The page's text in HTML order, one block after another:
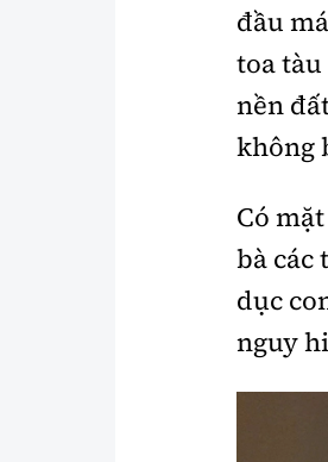
đầu
toa
nền
không
Có
bà các
dục
nguy